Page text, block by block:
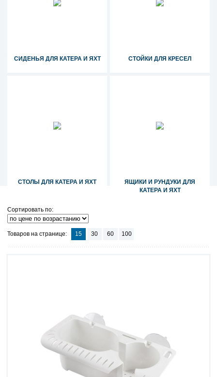
СИДЕНЬЯ ДЛЯ КАТЕРА И ЯХТ СТОЙКИ ДЛЯ КРЕСЕЛ
СТОЛЫ ДЛЯ КАТЕРА И ЯХТ
ЯЩИКИ И РУНДУКИ ДЛЯ
КАТЕРА И ЯХТ
Сортировать по:
Товаров на странице: 15 30 60 100